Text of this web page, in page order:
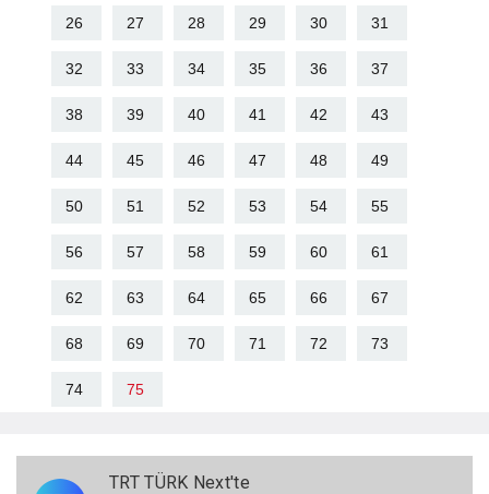
26 27 28 29 30 31
32 33 34 35 36 37
38 39 40 41 42 43
44 45 46 47 48 49
50 51 52 53 54 55
56 57 58 59 60 61
62 63 64 65 66 67
68 69 70 71 72 73
74 75
TRT TÜRK Next'te